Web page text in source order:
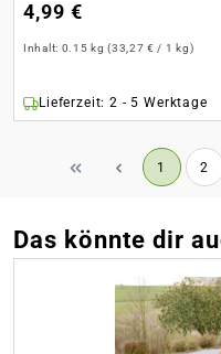
4,99 €
Inhalt: 0.15 kg(33,27 € / 1 kg)
Lieferzeit: 2 - 5 Werktage
Seite
1 2
Das könnte dir